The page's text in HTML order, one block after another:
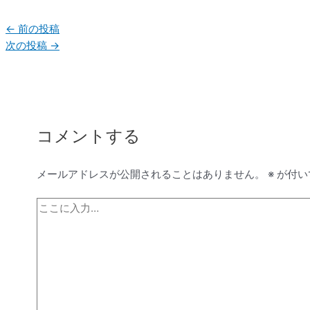
← 前の投稿
次の投稿 →
コメントする
メールアドレスが公開されることはありません。 ※ が付